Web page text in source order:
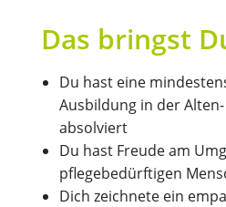
Das bringst
Du hast eine
Ausbildung in der
absolviert
Du hast Freude am
pflegebedürftigen
Dich zeichnete ein